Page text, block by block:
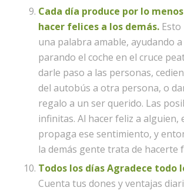
Cada día produce por lo
hacer felices a los demás.Esto
una palabra amable, ayudando
parando el coche en el cruce
darle paso a las personas,
del autobús a otra persona, o
regalo a un ser querido. Las
infinitas. Al hacer feliz a alguien,
propaga ese sentimiento, y
la demás gente trata de hacerte
Todos los días Agradece todo
Cuenta tus dones y ventajas